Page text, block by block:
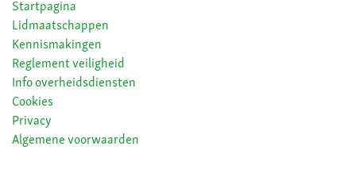
Startpagina
Lidmaatschappen
Kennismakingen
Reglement veiligheid
Info overheidsdiensten
Cookies
Privacy
Algemene voorwaarden